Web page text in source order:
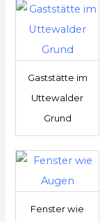
Gaststätte im
Uttewalder
Grund
Fenster wie